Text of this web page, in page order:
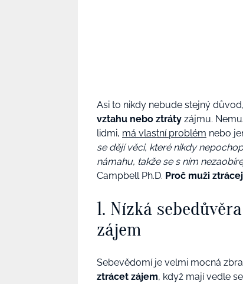
Asi to nikdy nebude stejný
vztahu nebo ztráty zájmu.
lidmi, má vlastní problém nebo
se dějí věci, které nikdy
námahu, takže se s ním
Campbell Ph.D. Proč muži
1. Nízká
zájem
Sebevědomí je velmi mocná
ztrácet zájem, když mají vedle